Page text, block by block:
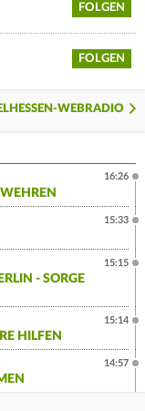
FOLGEN
FOLGEN
WEBRADIO
16:26
15:33
- SORGE
15:15
HILFEN
15:14
14:57